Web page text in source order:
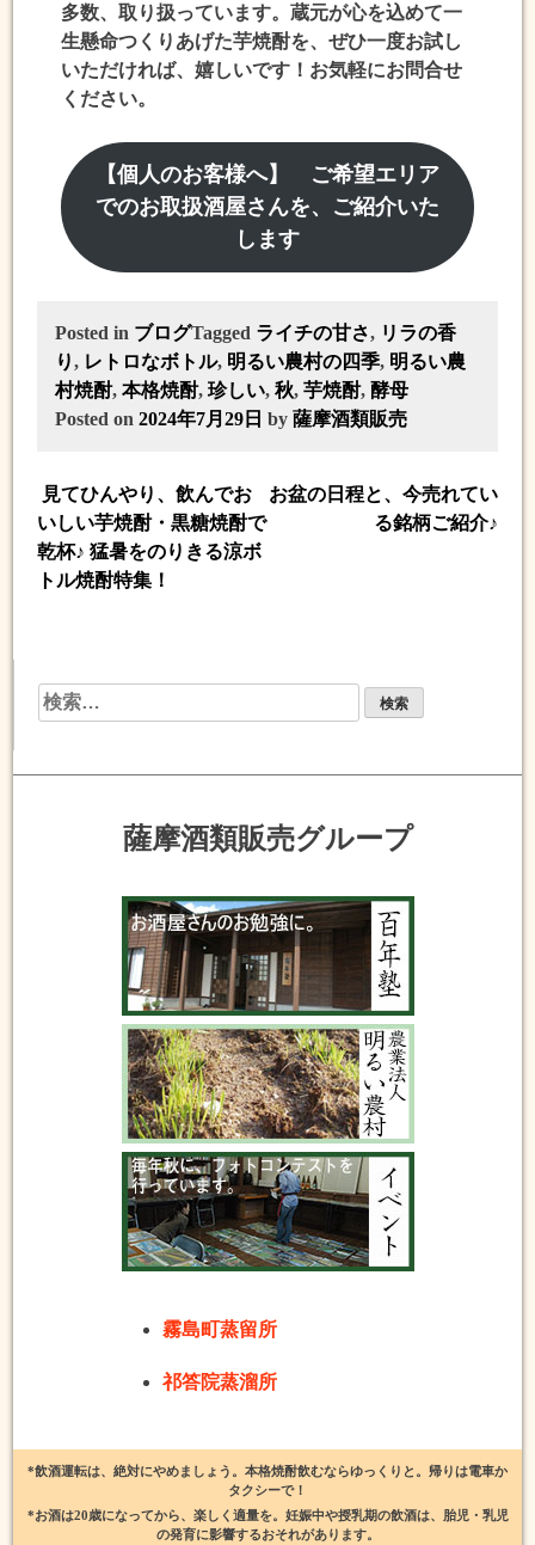
多数、取り扱っています。蔵元が心を込めて一
生懸命つくりあげた芋焼酎を、ぜひ一度お試し
いただければ、嬉しいです！お気軽にお問合せ
ください。
【個人のお客様へ】 ご希望エリア
でのお取扱酒屋さんを、ご紹介いた
します
Posted in ブログTagged ライチの甘さ, リラの香
り, レトロなボトル, 明るい農村の四季, 明るい農
村焼酎,本格焼酎,珍しい,秋,芋焼酎,酵母
Posted on2024年7月29日 by薩摩酒類販売
投
稿
ナ
ー
見てひんやり、飲んでお
いしい芋焼酎・黒糖焼酎で
乾杯♪ 猛暑をのりきる涼ボ
トル焼酎特集！
お盆の日程と、今売れてい
る銘柄ご紹介♪
検
索:
薩摩酒類販売グループ
霧島町蒸留所
祁答院蒸溜所
*飲酒運転は、絶対にやめましょう。本格焼酎飲むならゆっくりと。帰りは電車か
タクシーで！
*お酒は20歳になってから、楽しく適量を。妊娠中や授乳期の飲酒は、胎児・乳児
の発育に影響するおそれがあります。